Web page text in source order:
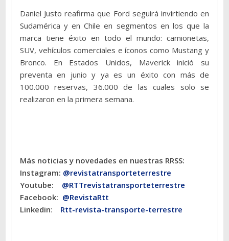
Daniel Justo reafirma que Ford seguirá invirtiendo en
Sudamérica y en Chile en segmentos en los que la
marca tiene éxito en todo el mundo: camionetas,
SUV, vehículos comerciales e íconos como Mustang y
Bronco. En Estados Unidos, Maverick inició su
preventa en junio y ya es un éxito con más de
100.000 reservas, 36.000 de las cuales solo se
realizaron en la primera semana.
Más noticias y novedades en nuestras RRSS:
Instagram: @revistatransporteterrestre
Youtube: @RTTrevistatransporteterrestre
Facebook: @RevistaRtt
Linkedin: Rtt-revista-transporte-terrestre